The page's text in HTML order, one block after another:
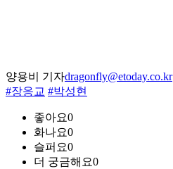
양용비 기자dragonfly@etoday.co.kr
#장응교 #박성현
좋아요0
화나요0
슬퍼요0
더 궁금해요0